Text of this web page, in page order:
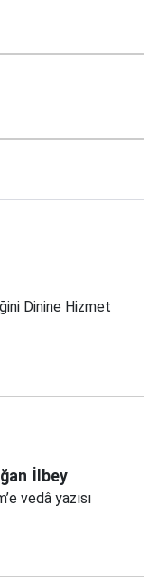
Dinine Hizmet
İlbey
vedâ yazısı